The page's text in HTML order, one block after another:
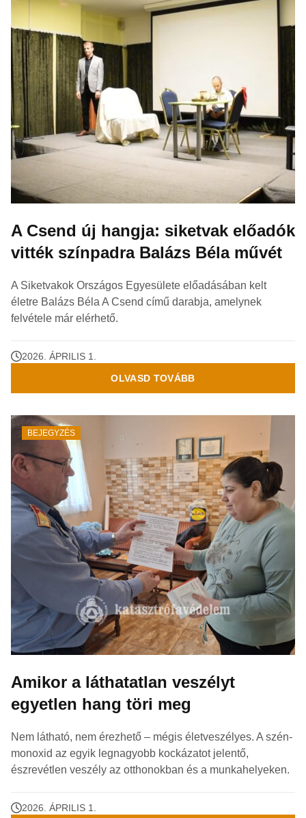
A Csend új hangja: siketvak előadók
vitték színpadra Balázs Béla művét
A Siketvakok Országos Egyesülete előadásában kelt
életre Balázs Béla A Csend című darabja, amelynek
felvétele már elérhető.
2026. ÁPRILIS 1.
OLVASD TOVÁBB
BEJEGYZÉS
Amikor a láthatatlan veszélyt
egyetlen hang töri meg
Nem látható, nem érezhető – mégis életveszélyes. A szén-
monoxid az egyik legnagyobb kockázatot jelentő,
észrevétlen veszély az otthonokban és a munkahelyeken.
2026. ÁPRILIS 1.